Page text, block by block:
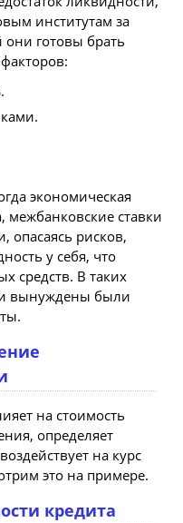
институтам за
они готовы брать
экономическая
межбанковские ставки
опасаясь рисков,
у себя, что
средств. В таких
вынуждены были
на стоимость
определяет
на курс
это на примере.
кредита